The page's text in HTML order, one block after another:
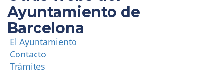
Ayuntamiento de
Barcelona
El Ayuntamiento
Contacto
Trámites
FUNICULAR
TIBICLUB